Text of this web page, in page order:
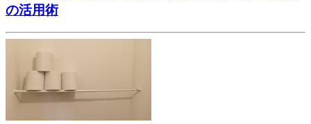
の活用術